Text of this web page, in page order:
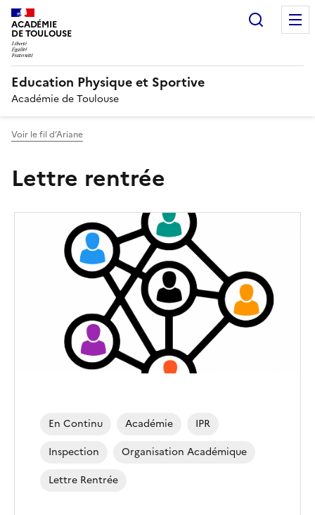
ACADÉMIE
DE TOULOUSE
Education Physique et Sportive
Académie de Toulouse
Voir le fil d’Ariane
Lettre rentrée
En Continu Académie
IPR
Inspection
Organisation Académique
Lettre Rentrée